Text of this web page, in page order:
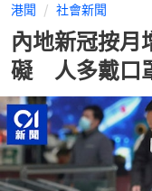
港聞 社會新聞
內地新冠按
礙 人多戴口